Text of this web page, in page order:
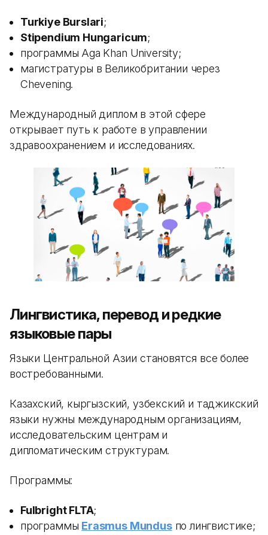
Turkiye Burslari;
Stipendium Hungaricum;
программы Aga Khan University;
магистратуры в Великобритании через
Chevening.
Международный диплом в этой сфере
открывает путь к работе в управлении
здравоохранением и исследованиях.
Лингвистика, перевод и редкие
языковые пары
Языки Центральной Азии становятся все более
востребованными.
Казахский, кыргызский, узбекский и таджикский
языки нужны международным организациям,
исследовательским центрам и
дипломатическим структурам.
Программы:
Fulbright FLTA;
программы Erasmus Mundusпо лингвистике;